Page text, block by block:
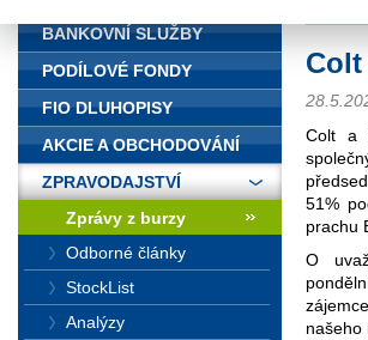
Colt a
51%
prachu
O
našeho
BANKOVNÍ SLUŽBY
PODÍLOVÉ FONDY
FIO DLUHOPISY
AKCIE A OBCHODOVÁNÍ
ZPRAVODAJSTVÍ
Zprávy z burzy
Odborné články
StockList
Analýzy